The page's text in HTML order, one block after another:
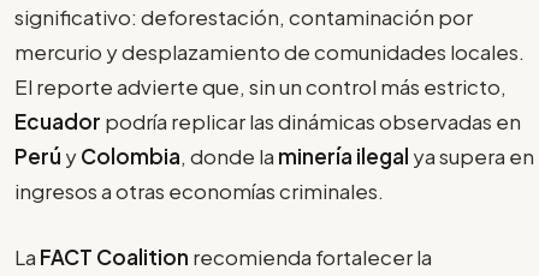
significativo: deforestación, contaminación por
mercurio y desplazamiento de comunidades locales.
El reporte advierte que, sin un control más estricto,
Ecuador podría replicar las dinámicas observadas en
Perú yColombia, donde la minería ilegal ya supera en
ingresos a otras economías criminales.
La FACT Coalition recomienda fortalecer la